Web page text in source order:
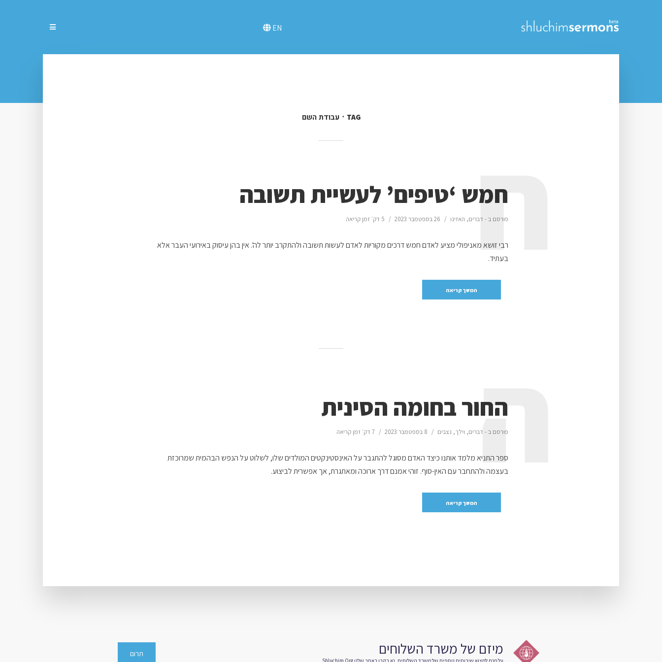
EN
TAG עבודת השם
חמש ‘טיפים’ לעשיית תשובה
פורסם ב - דברים, האזינו 26 בספטמבר 2023 5 דק׳ זמן קריאה ח
רבי זושא מאניפולי מציע לאדם חמש דרכים מקוריות לאדם לעשות תשובה ולהתקרב יותר לה'. אין בהן עיסוק באירועי העבר אלא
בעתיד.
המשך קריאה
החור בחומה הסינית
פורסם ב - דברים, וילך, נצבים 8 בספטמבר 2023 7 דק׳ זמן קריאה ה
ספר התניא מלמד אותנו כיצד האדם מסוגל להתגבר על האינסטינקטים המולדים שלו, לשלוט על הנפש הבהמית שמרוכזת
בעצמה ולהתחבר עם האין-סוף. זוהי אמנם דרך ארוכה ומאתגרת, אך אפשרית לביצוע.
המשך קריאה
מיזם של משרד השלוחים
על מנת למצוא שירותים נוספים של משרד השלוחים, נא בקרו באתר שלנו Shluchim.org
תרום